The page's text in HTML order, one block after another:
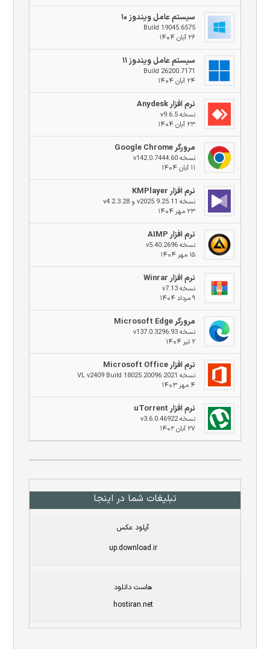
سیستم عامل ویندوز ۱۰
Build 19045.6575
۲۶ آبان ۱۴۰۴
سیستم عامل ویندوز ۱۱
Build 26200.7171
۲۴ آبان ۱۴۰۴
نرم افزار Anydesk
نسخه v9.6.5
۲۳ آبان ۱۴۰۴
مرورگر Google Chrome
نسخه v142.0.7444.60
۱۱ آبان ۱۴۰۴
نرم افزار KMPlayer
نسخه v2025.9.25.11 و v4.2.3.28
۲۳ مهر ۱۴۰۴
نرم افزار AIMP
نسخه v5.40.2696
۱۵ مهر ۱۴۰۴
نرم افزار Winrar
نسخه v7.13
۹ مرداد ۱۴۰۴
مرورگر Microsoft Edge
نسخه v137.0.3296.93
۲ تیر ۱۴۰۴
نرم افزار Microsoft Office
نسخه 2021 VL v2409 Build 18025.20096
۴ مهر ۱۴۰۳
نرم افزار uTorrent
نسخه v3.6.0.46922
۲۷ آبان ۱۴۰۲
تبلیغات شما در اینجا
آپلود عکس
up.download.ir
هاست دانلود
hostiran.net